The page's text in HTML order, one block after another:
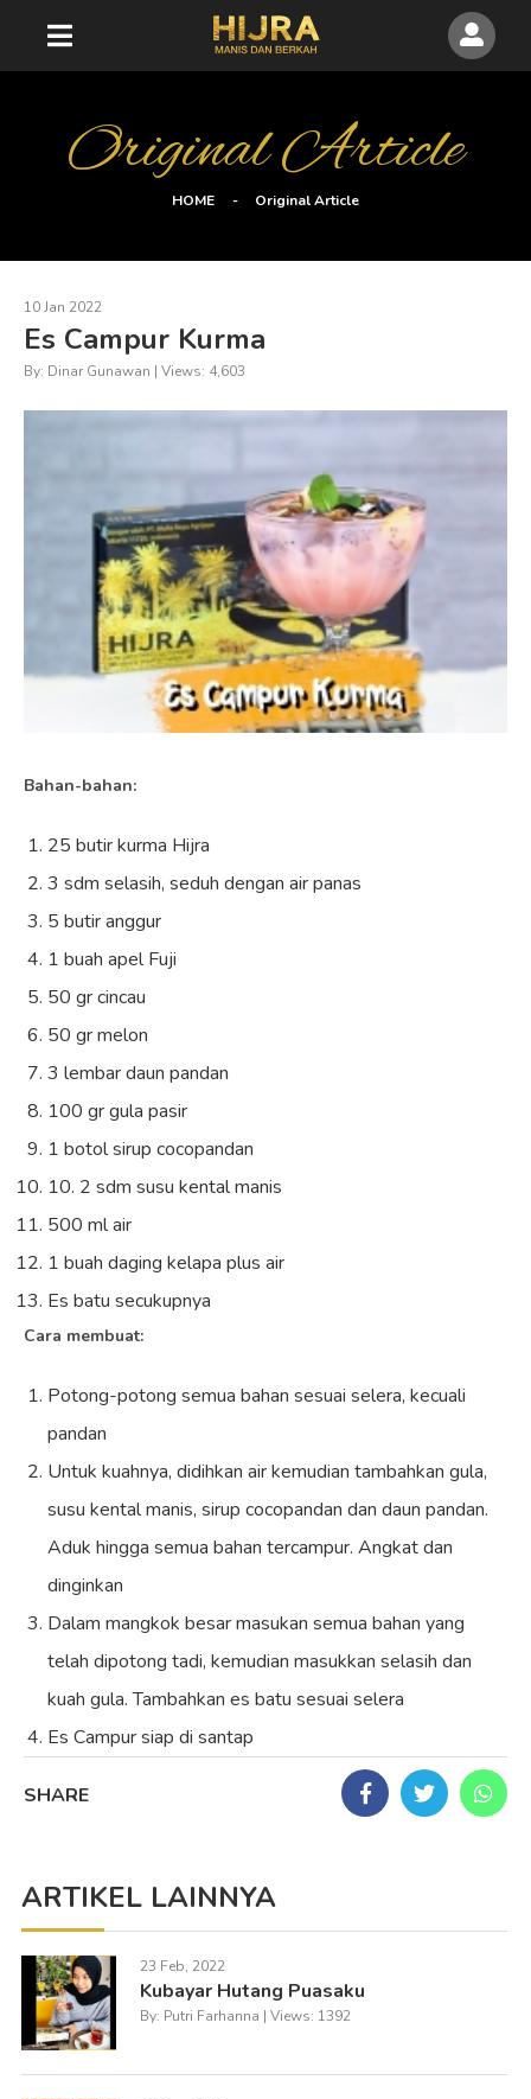
Original Article
HOME Original Article
10 Jan 2022
Es Campur Kurma
By: Dinar Gunawan | Views: 4,603
Bahan-bahan:
25 butir kurma Hijra
3 sdm selasih, seduh dengan air panas
5 butir anggur
1 buah apel Fuji
50 gr cincau
50 gr melon
3 lembar daun pandan
100 gr gula pasir
1 botol sirup cocopandan
10. 2 sdm susu kental manis
500 ml air
1 buah daging kelapa plus air
Es batu secukupnya
Cara membuat:
Potong-potong semua bahan sesuai selera, kecuali
pandan
Untuk kuahnya, didihkan air kemudian tambahkan gula,
susu kental manis, sirup cocopandan dan daun pandan.
Aduk hingga semua bahan tercampur. Angkat dan
dinginkan
Dalam mangkok besar masukan semua bahan yang
telah dipotong tadi, kemudian masukkan selasih dan
kuah gula. Tambahkan es batu sesuai selera
Es Campur siap di santap
SHARE
ARTIKEL LAINNYA
23 Feb, 2022
Kubayar Hutang Puasaku
By: Putri Farhanna | Views: 1392